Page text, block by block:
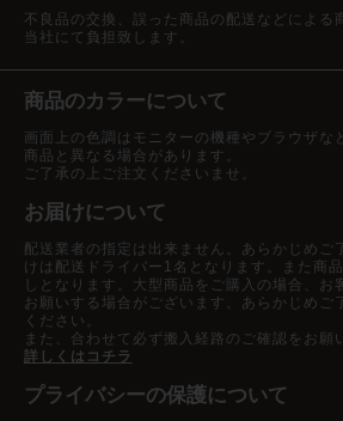
不良品の交換、誤った商品の配送などによる
当社にて負担致します。
商品のカラーについて
画面上の色調はモニターの機種やブラウザな
商品と異なる場合があります。
ご了承の上ご注文くださいませ。
お届けについて
配送業者の指定は出来ません。あらかじめご
けは配送ドライバー1名となります。また商
しとなります。大型商品をご購入の場合、お
お願いする場合がございます。あらかじめご
ください。
また、合わせて必ず搬入経路のご確認をお願
詳しくはコチラ
プライバシーの保護について